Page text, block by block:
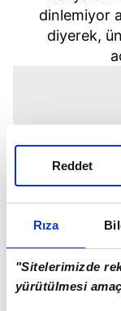
Rıza
"Sitelerimizde
yürütülmesi
Reddet
dinlemiyor
diyerek,